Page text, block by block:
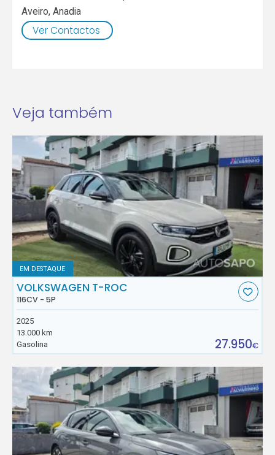
Aveiro,Anadia
Ver Contactos
Veja também
EM DESTAQUE
VOLKSWAGEN T-ROC
116CV - 5P
2025
13.000 km
Gasolina
27.950€